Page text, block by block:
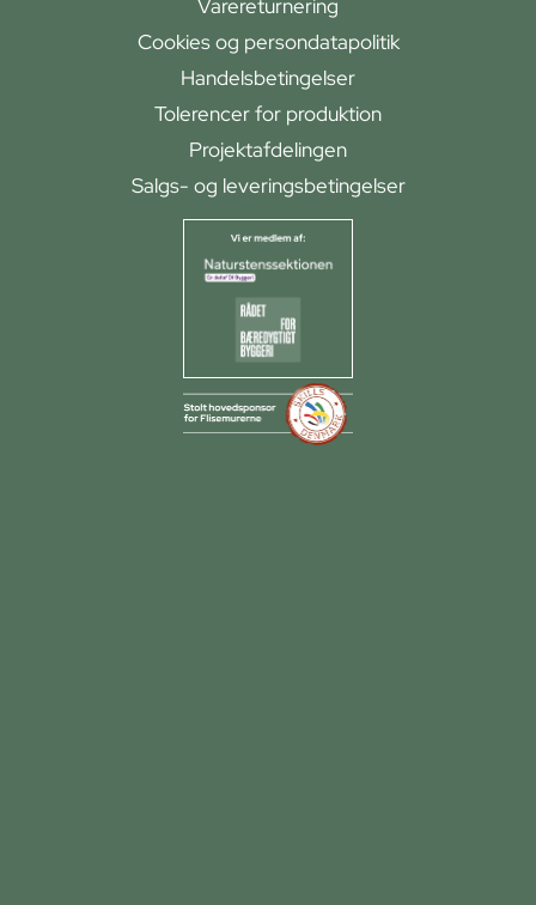
Varereturnering
Cookies og persondatapolitik
Handelsbetingelser
Tolerencer for produktion
Projektafdelingen
Salgs- og leveringsbetingelser